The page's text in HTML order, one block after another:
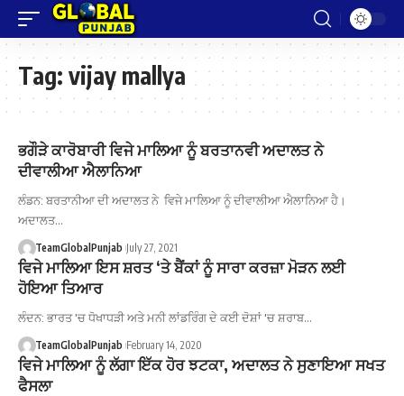
Tag: vijay mallya
ਭਗੌੜੇ ਕਾਰੋਬਾਰੀ ਵਿਜੇ ਮਾਲਿਆ ਨੂੰ ਬਰਤਾਨਵੀ ਅਦਾਲਤ ਨੇ
ਦੀਵਾਲੀਆ ਐਲਾਨਿਆ
ਲੰਡਨ: ਬਰਤਾਨੀਆ ਦੀ ਅਦਾਲਤ ਨੇ ਵਿਜੇ ਮਾਲਿਆ ਨੂੰ ਦੀਵਾਲੀਆ ਐਲਾਨਿਆ ਹੈ।
ਅਦਾਲਤ…
TeamGlobalPunjab July 27, 2021
ਵਿਜੇ ਮਾਲਿਆ ਇਸ ਸ਼ਰਤ ‘ਤੇ ਬੈਂਕਾਂ ਨੂੰ ਸਾਰਾ ਕਰਜ਼ਾ ਮੋੜਨ ਲਈ
ਹੋਇਆ ਤਿਆਰ
ਲੰਦਨ: ਭਾਰਤ 'ਚ ਧੋਖਾਧੜੀ ਅਤੇ ਮਨੀ ਲਾਂਡਰਿੰਗ ਦੇ ਕਈ ਦੋਸ਼ਾਂ 'ਚ ਸ਼ਰਾਬ…
TeamGlobalPunjab February 14, 2020
ਵਿਜੇ ਮਾਲਿਆ ਨੂੰ ਲੱਗਾ ਇੱਕ ਹੋਰ ਝਟਕਾ, ਅਦਾਲਤ ਨੇ ਸੁਣਾਇਆ ਸਖਤ
ਫੈਸਲਾ